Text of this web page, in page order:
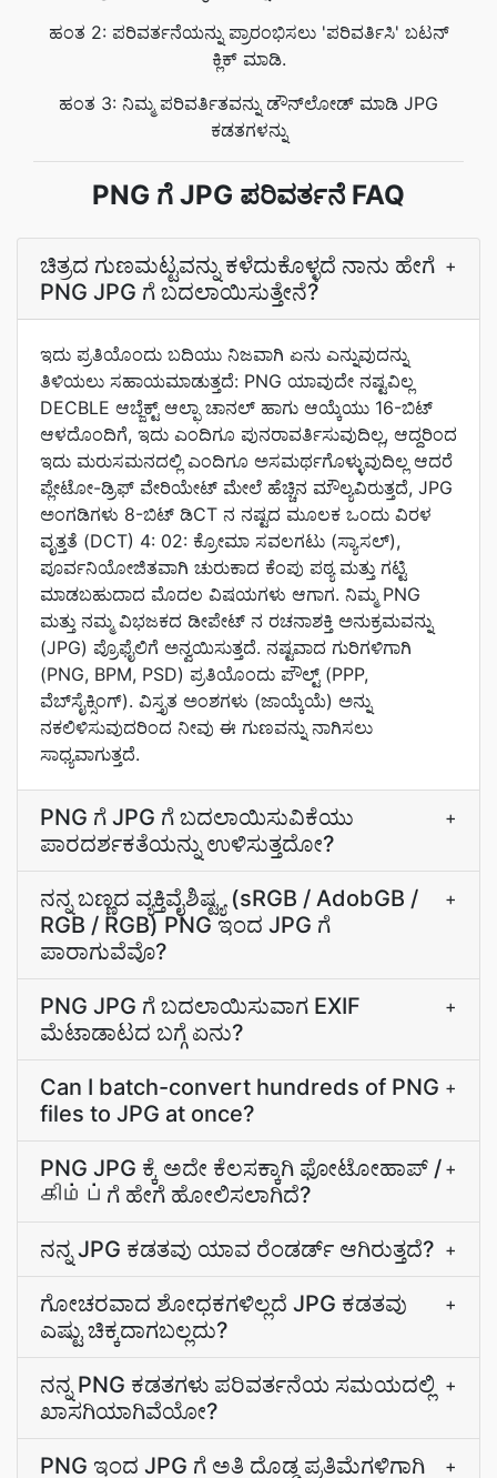
ಹಂತ 2: ಪರಿವರ್ತನೆಯನ್ನು ಪ್ರಾರಂಭಿಸಲು 'ಪರಿವರ್ತಿಸಿ' ಬಟನ್
ಕ್ಲಿಕ್ ಮಾಡಿ.
ಹಂತ 3: ನಿಮ್ಮ ಪರಿವರ್ತಿತವನ್ನು ಡೌನ್‌ಲೋಡ್ ಮಾಡಿ JPG
ಕಡತಗಳನ್ನು
PNG ಗೆ JPG ಪರಿವರ್ತನೆ FAQ
ಚಿತ್ರದ ಗುಣಮಟ್ಟವನ್ನು ಕಳೆದುಕೊಳ್ಳದೆ ನಾನು ಹೇಗೆ
PNG JPG ಗೆ ಬದಲಾಯಿಸುತ್ತೇನೆ?
+
ಇದು ಪ್ರತಿಯೊಂದು ಬದಿಯು ನಿಜವಾಗಿ ಏನು ಎನ್ನುವುದನ್ನು
ತಿಳಿಯಲು ಸಹಾಯಮಾಡುತ್ತದೆ: PNG ಯಾವುದೇ ನಷ್ಟವಿಲ್ಲ
DECBLE ಆಬ್ಜೆಕ್ಟ್ ಆಲ್ಫಾ ಚಾನಲ್ ಹಾಗು ಆಯ್ಕೆಯು 16-ಬಿಟ್
ಆಳದೊಂದಿಗೆ, ಇದು ಎಂದಿಗೂ ಪುನರಾವರ್ತಿಸುವುದಿಲ್ಲ, ಆದ್ದರಿಂದ
ಇದು ಮರುಸಮನದಲ್ಲಿ ಎಂದಿಗೂ ಅಸಮರ್ಥಗೊಳ್ಳುವುದಿಲ್ಲ ಆದರೆ
ಪ್ಲೇಟೋ-ಡ್ರಿಫ್ ವೇರಿಯೇಟ್ ಮೇಲೆ ಹೆಚ್ಚಿನ ಮೌಲ್ಯವಿರುತ್ತದೆ, JPG
ಅಂಗಡಿಗಳು 8-ಬಿಟ್ ಡಿCT ನ ನಷ್ಟದ ಮೂಲಕ ಒಂದು ವಿರಳ
ವೃತ್ತತೆ (DCT) 4: 02: ಕ್ರೋಮಾ ಸವಲಗಟು (ಸ್ಯಾಸಲ್),
ಪೂರ್ವನಿಯೋಜಿತವಾಗಿ ಚುರುಕಾದ ಕೆಂಪು ಪಠ್ಯ ಮತ್ತು ಗಟ್ಟಿ
ಮಾಡಬಹುದಾದ ಮೊದಲ ವಿಷಯಗಳು ಆಗಾಗ. ನಿಮ್ಮ PNG
ಮತ್ತು ನಮ್ಮ ವಿಭಜಕದ ಡೀಪೇಟ್ ನ ರಚನಾಶಕ್ತಿ ಅನುಕ್ರಮವನ್ನು
(JPG) ಪ್ರೊಫೈಲಿಗೆ ಅನ್ವಯಿಸುತ್ತದೆ. ನಷ್ಟವಾದ ಗುರಿಗಳಿಗಾಗಿ
(PNG, BPM, PSD) ಪ್ರತಿಯೊಂದು ಪೌಲ್ಟ್‌ (PPP,
ವೆಬ್‌ಸೈಕ್ಸಿಂಗ್). ವಿಸ್ತೃತ ಅಂಶಗಳು (ಜಾಯ್ಕೆಯೆ) ಅನ್ನು
ನಕಲಿಳಿಸುವುದರಿಂದ ನೀವು ಈ ಗುಣವನ್ನು ನಾಗಿಸಲು
ಸಾಧ್ಯವಾಗುತ್ತದೆ.
PNG ಗೆ JPG ಗೆ ಬದಲಾಯಿಸುವಿಕೆಯು
ಪಾರದರ್ಶಕತೆಯನ್ನು ಉಳಿಸುತ್ತದೋ?
+
ನನ್ನ ಬಣ್ಣದ ವ್ಯಕ್ತಿವೈಶಿಷ್ಟ್ಯ (sRGB / AdobGB /
RGB / RGB) PNG ಇಂದ JPG ಗೆ
ಪಾರಾಗುವೆವೊ?
+
PNG JPG ಗೆ ಬದಲಾಯಿಸುವಾಗ EXIF
ಮೆಟಾಡಾಟದ ಬಗ್ಗೆ ಏನು?
+
Can I batch-convert hundreds of PNG
files to JPG at once?
+
PNG JPG ಕ್ಕೆ ಅದೇ ಕೆಲಸಕ್ಕಾಗಿ ಫೋಟೋಹಾಪ್‌ /
கிம்ப்‌ಗೆ ಹೇಗೆ ಹೋಲಿಸಲಾಗಿದೆ?
+
ನನ್ನ JPG ಕಡತವು ಯಾವ ರೆಂಡರ್ಡ್ ಆಗಿರುತ್ತದೆ? +
ಗೋಚರವಾದ ಶೋಧಕಗಳಿಲ್ಲದೆ JPG ಕಡತವು
ಎಷ್ಟು ಚಿಕ್ಕದಾಗಬಲ್ಲದು?
+
ನನ್ನ PNG ಕಡತಗಳು ಪರಿವರ್ತನೆಯ ಸಮಯದಲ್ಲಿ
ಖಾಸಗಿಯಾಗಿವೆಯೋ?
+
PNG ಇಂದ JPG ಗೆ ಅತಿ ದೊಡ್ಡ ಪ್ರತಿಮೆಗಳಿಗಾಗಿ +